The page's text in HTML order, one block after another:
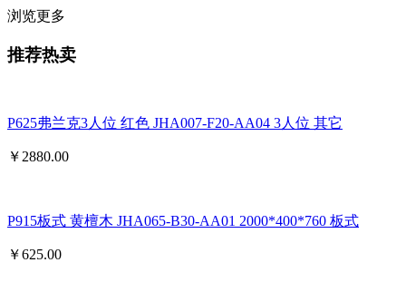
浏览更多
推荐热卖
P625弗兰克3人位 红色 JHA007-F20-AA04 3人位 其它
￥2880.00
P915板式 黄檀木 JHA065-B30-AA01 2000*400*760 板式
￥625.00